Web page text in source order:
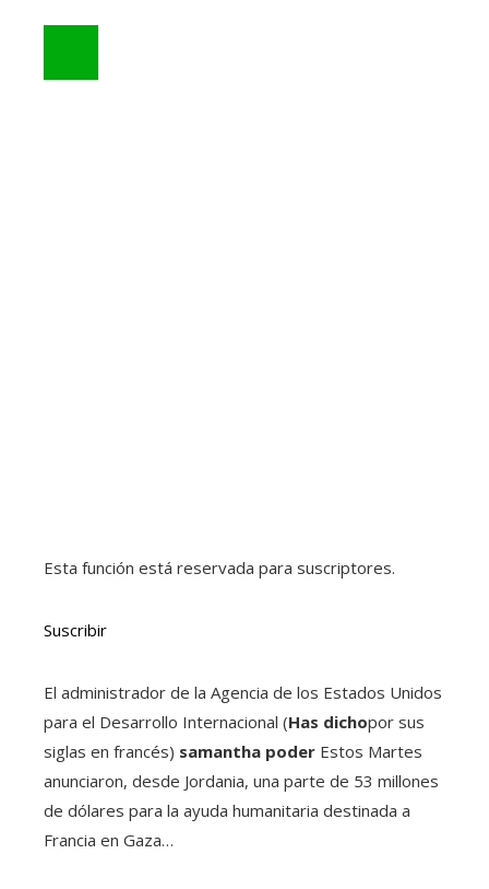
Esta función está reservada para suscriptores.
Suscribir
El administrador de la Agencia de los Estados Unidos
para el Desarrollo Internacional (Has dichopor sus
siglas en francés) samantha poder Estos Martes
anunciaron, desde Jordania, una parte de 53 millones
de dólares para la ayuda humanitaria destinada a
Francia en Gaza…